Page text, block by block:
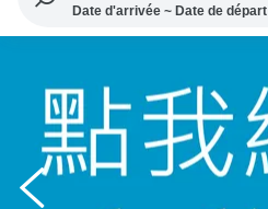
Date d'arrivée ~ Date de départ